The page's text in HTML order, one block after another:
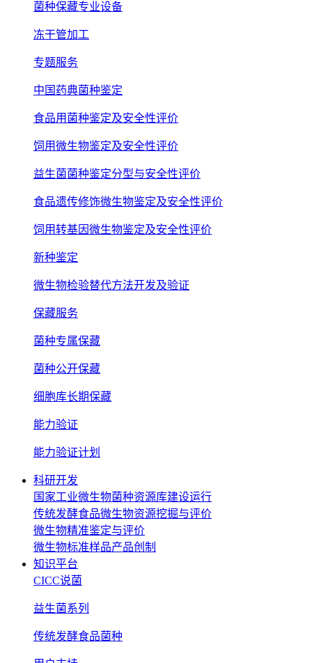
菌种保藏专业设备
冻干管加工
专题服务
中国药典菌种鉴定
食品用菌种鉴定及安全性评价
饲用微生物鉴定及安全性评价
益生菌菌种鉴定分型与安全性评价
食品遗传修饰微生物鉴定及安全性评价
饲用转基因微生物鉴定及安全性评价
新种鉴定
微生物检验替代方法开发及验证
保藏服务
菌种专属保藏
菌种公开保藏
细胞库长期保藏
能力验证
能力验证计划
科研开发
国家工业微生物菌种资源库建设运行
传统发酵食品微生物资源挖掘与评价
微生物精准鉴定与评价
微生物标准样品产品创制
知识平台
CICC说菌
益生菌系列
传统发酵食品菌种